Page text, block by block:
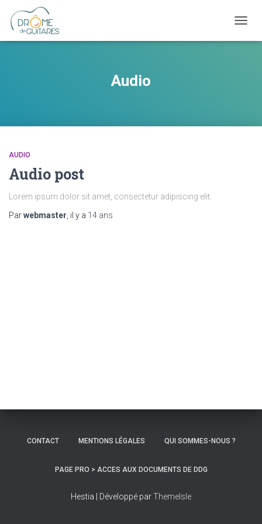
Audio
AUDIO
Audio post
Lorem ipsum dolor sit amet, consectetur adipiscing elit.
Parwebmaster , il y a 14 ans
CONTACT MENTIONS LÉGALES QUI SOMMES-NOUS ?
PAGE PRO > ACCES AUX DOCUMENTS DE DDG
Hestia | Développé parThemeIsle